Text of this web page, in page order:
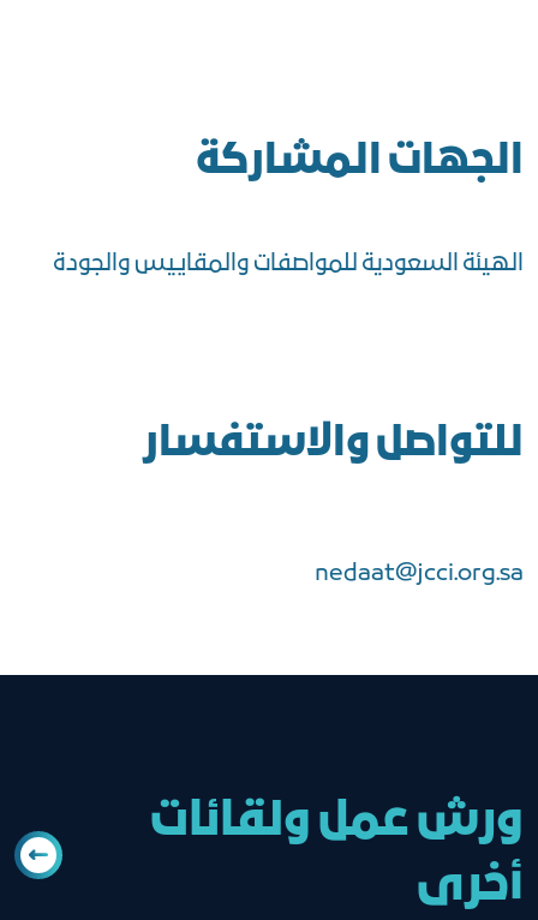
الجهات المشاركة
الهيئة السعودية للمواصفات والمقاييس والجودة
للتواصل والاستفسار
nedaat@jcci.org.sa
ورش عمل ولقائات
أخرى